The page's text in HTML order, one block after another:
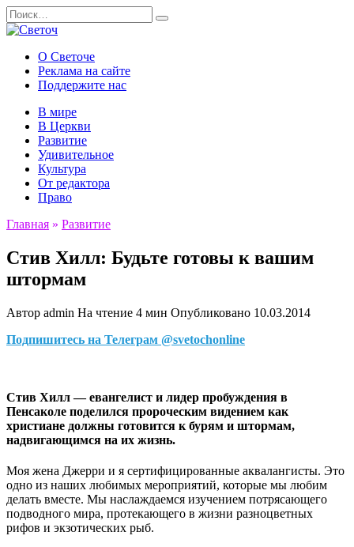
Перейти
к
Search
for:
О Светоче
Реклама на сайте
Поддержите нас
В мире
В Церкви
Развитие
Удивительное
Культура
От редактора
Право
Главная » Развитие
Стив Хилл: Будьте готовы к вашим
штормам
Автор admin На чтение 4 мин Опубликовано 10.03.2014
Подпишитесь на Телеграм @svetochonline
Стив Хилл — евангелист и лидер пробуждения в
Пенсаколе поделился пророческим видением как
христиане должны готовится к бурям и штормам,
надвигающимся на их жизнь.
Моя жена Джерри и я сертифицированные аквалангисты. Это
одно из наших любимых мероприятий, которые мы любим
делать вместе. Мы наслаждаемся изучением потрясающего
подводного мира, протекающего в жизни разноцветных
рифов и экзотических рыб.